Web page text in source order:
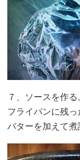
７、ソースを作る
フライパンに残っ
バターを加えて煮